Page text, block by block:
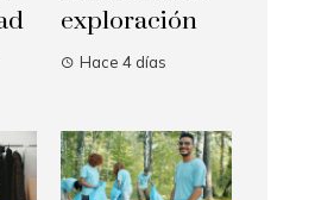
exploración
Hace 4 días